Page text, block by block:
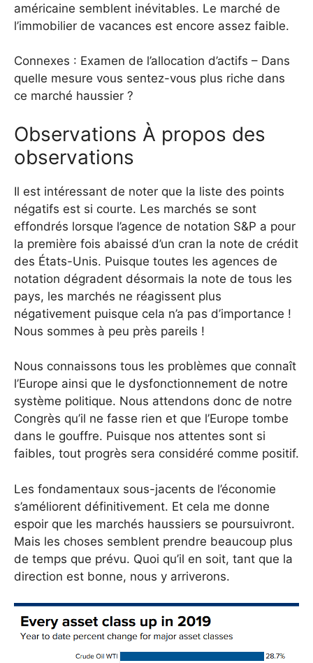
américaine semblent inévitables. Le marché de
l’immobilier de vacances est encore assez faible.
Connexes : Examen de l’allocation d’actifs – Dans
quelle mesure vous sentez-vous plus riche dans
ce marché haussier ?
Observations À propos des
observations
Il est intéressant de noter que la liste des points
négatifs est si courte. Les marchés se sont
effondrés lorsque l’agence de notation S&P a pour
la première fois abaissé d’un cran la note de crédit
des États-Unis. Puisque toutes les agences de
notation dégradent désormais la note de tous les
pays, les marchés ne réagissent plus
négativement puisque cela n’a pas d’importance !
Nous sommes à peu près pareils !
Nous connaissons tous les problèmes que connaît
l’Europe ainsi que le dysfonctionnement de notre
système politique. Nous attendons donc de notre
Congrès qu’il ne fasse rien et que l’Europe tombe
dans le gouffre. Puisque nos attentes sont si
faibles, tout progrès sera considéré comme positif.
Les fondamentaux sous-jacents de l’économie
s’améliorent définitivement. Et cela me donne
espoir que les marchés haussiers se poursuivront.
Mais les choses semblent prendre beaucoup plus
de temps que prévu. Quoi qu’il en soit, tant que la
direction est bonne, nous y arriverons.